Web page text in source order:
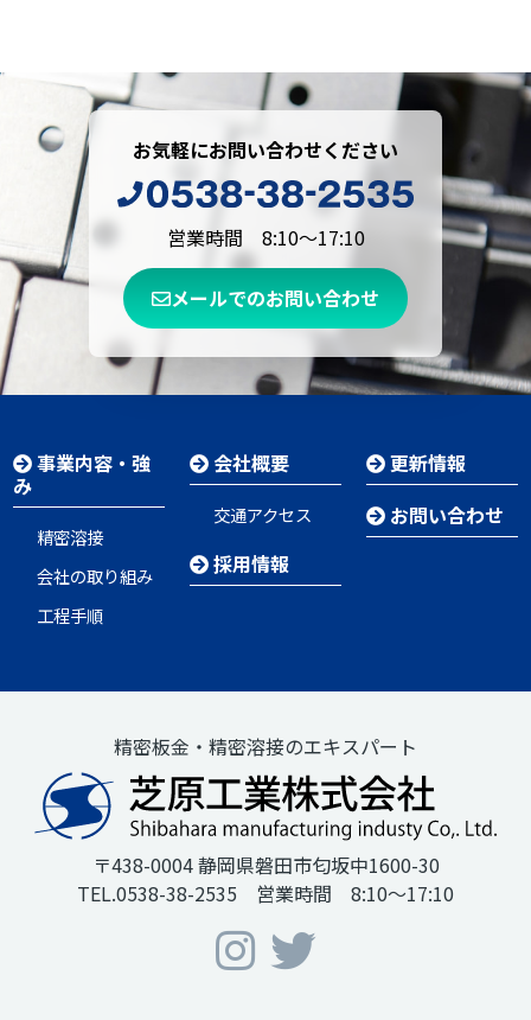
お気軽にお問い合わせください
営業時間 8:10～17:10
メールでのお問い合わせ
事業内容・強
み
精密溶接
会社の取り組み
工程手順
会社概要
交通アクセス
採用情報
更新情報
お問い合わせ
精密板金・精密溶接のエキスパート
〒438-0004 静岡県磐田市匂坂中1600-30
TEL.0538-38-2535 営業時間 8:10～17:10